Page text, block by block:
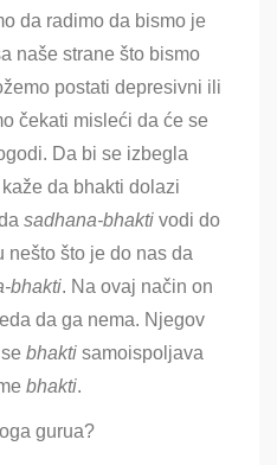
da radimo da bismo je
naše strane što bismo
postati depresivni ili
čekati misleći da će se
Da bi se izbegla
da bhakti dolazi
sadhana-bhakti vodi do
nešto što je do nas da
bhakti. Na ovaj način on
da ga nema. Njegov
bhakti samoispoljava
bhakti.
gurua?